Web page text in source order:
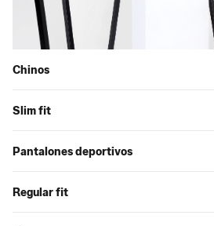
Chinos
Slim fit
Pantalones deportivos
Regular fit